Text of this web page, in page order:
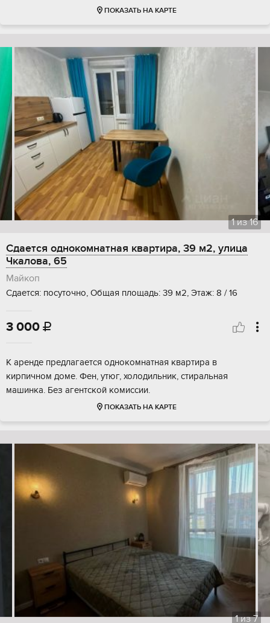
ПОКАЗАТЬ НА КАРТЕ
1из16
Сдается однокомнатная квартира, 39 м2, улица
Чкалова, 65
Майкоп
Сдается: посуточно, Общая площадь: 39 м2, Этаж: 8 / 16
3 000 
К аренде предлагается однокомнатная квартира в
кирпичном доме. Фен, утюг, холодильник, стиральная
машинка. Без агентской комиссии.
ПОКАЗАТЬ НА КАРТЕ
1из7